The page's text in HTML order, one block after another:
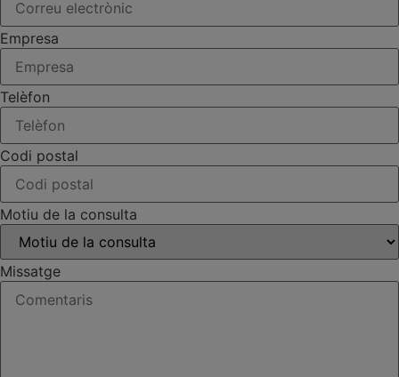
Empresa
Telèfon
Codi postal
Motiu de la consulta
Missatge